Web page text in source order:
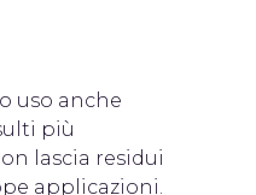
uso anche
più
lascia residui
applicazioni.